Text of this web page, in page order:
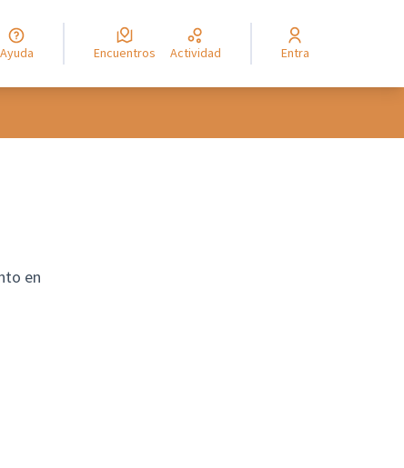
Ayuda Encuentros Actividad Entra
en